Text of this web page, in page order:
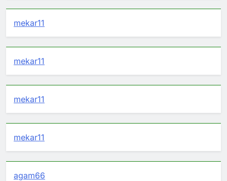
mekar11
mekar11
mekar11
mekar11
agam66